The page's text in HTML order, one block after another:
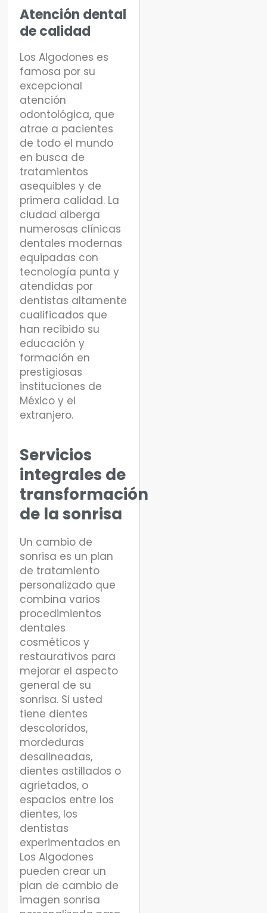
Atención dental
de calidad
Los Algodones es
famosa por su
excepcional
atención
odontológica, que
atrae a pacientes
de todo el mundo
en busca de
tratamientos
asequibles y de
primera calidad. La
ciudad alberga
numerosas clínicas
dentales modernas
equipadas con
tecnología punta y
atendidas por
dentistas altamente
cualificados que
han recibido su
educación y
formación en
prestigiosas
instituciones de
México y el
extranjero.
Servicios
integrales de
transformación
de la sonrisa
Un cambio de
sonrisa es un plan
de tratamiento
personalizado que
combina varios
procedimientos
dentales
cosméticos y
restaurativos para
mejorar el aspecto
general de su
sonrisa. Si usted
tiene dientes
descoloridos,
mordeduras
desalineadas,
dientes astillados o
agrietados, o
espacios entre los
dientes, los
dentistas
experimentados en
Los Algodones
pueden crear un
plan de cambio de
imagen sonrisa